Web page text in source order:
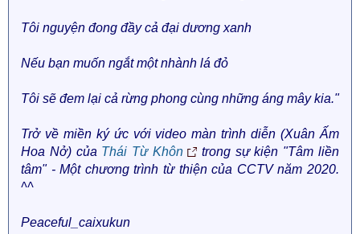
Tôi nguyện đong đầy cả đại dương xanh
Nếu bạn muốn ngắt một nhành lá đỏ
Tôi sẽ đem lại cả rừng phong cùng những áng mây kia."
Trở về miền ký ức với video màn trình diễn (Xuân Ấm
Hoa Nở) của Thái Từ Khôn
trong sự kiện "Tâm liền
tâm" - Một chương trình từ thiện của CCTV năm 2020.
^^
Peaceful_caixukun